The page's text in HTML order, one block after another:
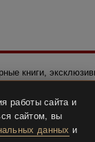
книги,
работы сайта и
сайтом, вы
данных и